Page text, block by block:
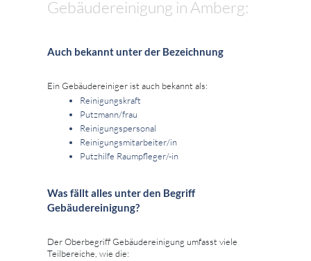
Gebäudereinigung in Amberg:
Auch bekannt unter der Bezeichnung
Ein Gebäudereiniger ist auch bekannt als:
Reinigungskraft
Putzmann/frau
Reinigungspersonal
Reinigungsmitarbeiter/in
Putzhilfe Raumpfleger/-in
Was fällt alles unter den Begriff
Gebäudereinigung?
Der Oberbegriff Gebäudereinigung umfasst viele
Teilbereiche, wie die: